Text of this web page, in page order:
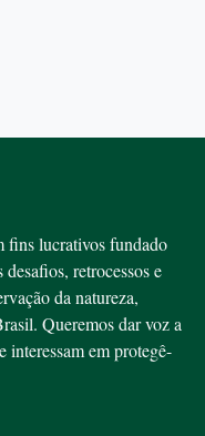
fins lucrativos fundado
retrocessos e
da natureza,
Queremos dar voz a
interessam em protegê-